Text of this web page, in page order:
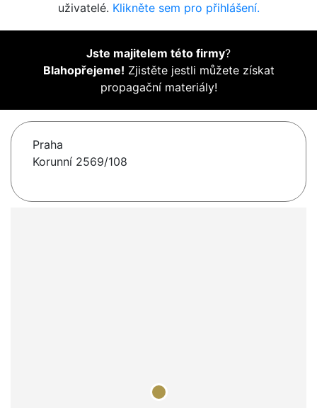
uživatelé. Klikněte sem pro přihlášení.
Jste majitelem této firmy?
Blahopřejeme! Zjistěte jestli můžete získat
propagační materiály!
Praha
Korunní 2569/108